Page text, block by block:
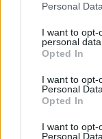
Personal
I want to opt-
personal data.
Opted In
I want to opt-
Personal Data.
Opted In
I want to opt-
Personal
Finnairin
jatkossa